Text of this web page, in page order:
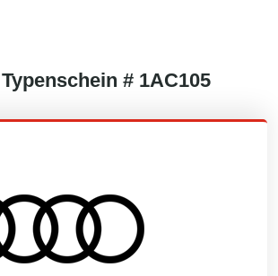
Typenschein # 1AC105